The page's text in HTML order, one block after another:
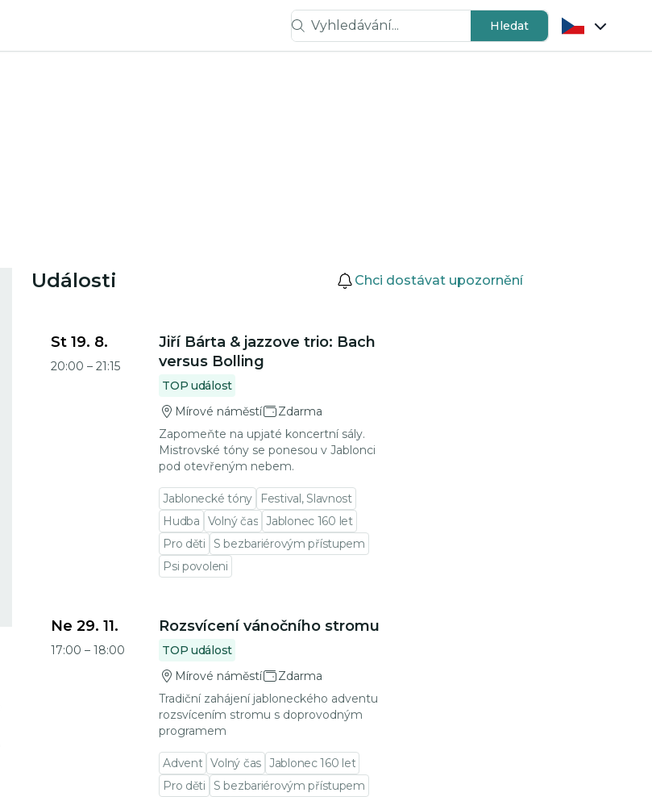
Vyhledávání...
Hledat
Události Chci dostávat upozornění
St 19. 8.
20:00 – 21:15
Jiří Bárta & jazzove trio: Bach
versus Bolling
TOP událost
Mírové náměstí
Zdarma
Zapomeňte na upjaté koncertní sály.
Mistrovské tóny se ponesou v Jablonci
pod otevřeným nebem.
Jablonecké tóny
Festival, Slavnost
Hudba
Volný čas Jablonec 160 let
Pro děti
S bezbariérovým přístupem
Psi povoleni
Ne 29. 11.
17:00 – 18:00
Rozsvícení vánočního stromu
TOP událost
Mírové náměstí
Zdarma
Tradiční zahájení jabloneckého adventu
rozsvícením stromu s doprovodným
programem
Advent Volný čas Jablonec 160 let
Pro děti
S bezbariérovým přístupem